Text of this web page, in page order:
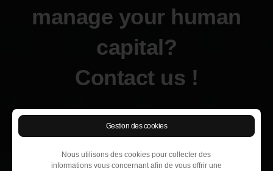
Gestion des cookies
Nous utilisons des cookies pour collecter des
informations vous concernant afin de vous offrir une
manage your human
capital?
Contact us !